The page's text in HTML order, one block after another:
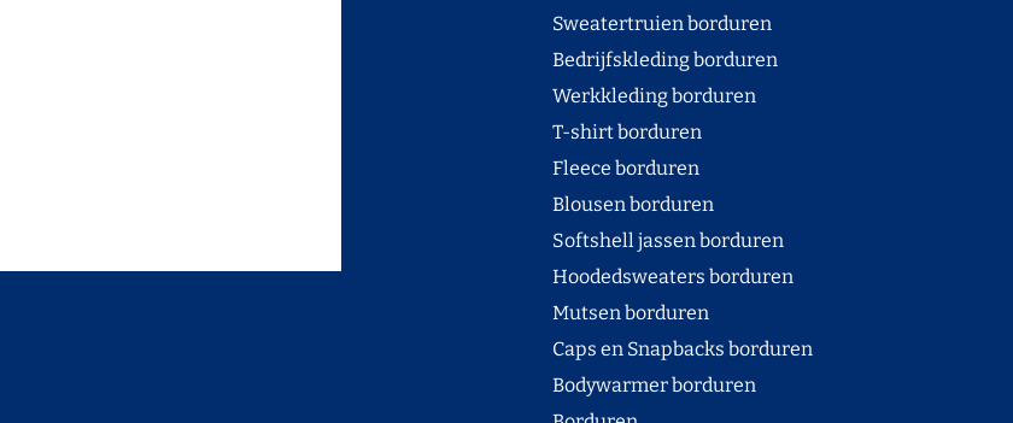
Sweatertruien borduren
Bedrijfskleding borduren
Werkkleding borduren
T-shirt borduren
Fleece borduren
Blousen borduren
Softshell jassen borduren
Hoodedsweaters borduren
Mutsen borduren
Caps en Snapbacks borduren
Bodywarmer borduren